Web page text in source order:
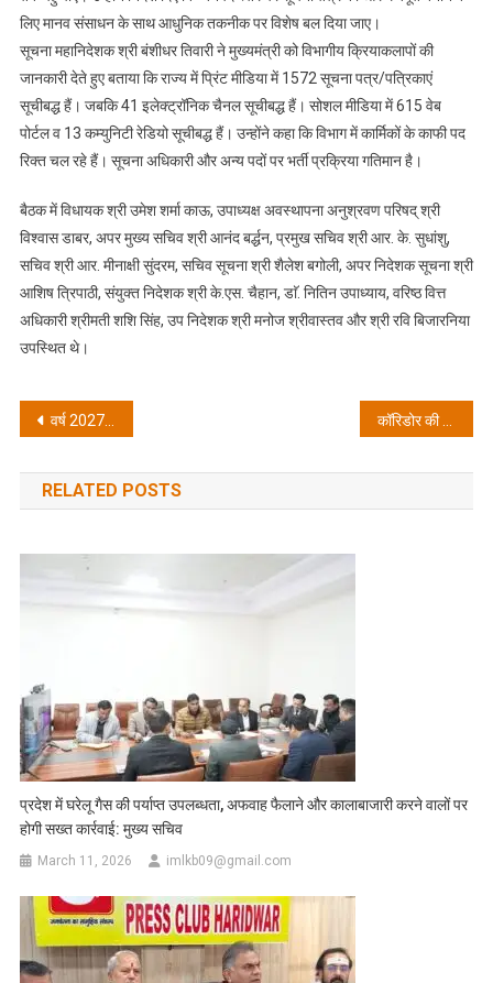
लिए मानव संसाधन के साथ आधुनिक तकनीक पर विशेष बल दिया जाए।
सूचना महानिदेशक श्री बंशीधर तिवारी ने मुख्यमंत्री को विभागीय क्रियाकलापों की
जानकारी देते हुए बताया कि राज्य में प्रिंट मीडिया में 1572 सूचना पत्र/पत्रिकाएं
सूचीबद्ध हैं। जबकि 41 इलेक्ट्रॉनिक चैनल सूचीबद्ध हैं। सोशल मीडिया में 615 वेब
पोर्टल व 13 कम्युनिटी रेडियो सूचीबद्ध हैं। उन्होंने कहा कि विभाग में कार्मिकों के काफी पद
रिक्त चल रहे हैं। सूचना अधिकारी और अन्य पदों पर भर्ती प्रक्रिया गतिमान है।
बैठक में विधायक श्री उमेश शर्मा काऊ, उपाध्यक्ष अवस्थापना अनुश्रवण परिषद् श्री
विश्वास डाबर, अपर मुख्य सचिव श्री आनंद बर्द्धन, प्रमुख सचिव श्री आर. के. सुधांशु,
सचिव श्री आर. मीनाक्षी सुंदरम, सचिव सूचना श्री शैलेश बगोली, अपर निदेशक सूचना श्री
आशिष त्रिपाठी, संयुक्त निदेशक श्री के.एस. चैहान, डाॅ. नितिन उपाध्याय, वरिष्ठ वित्त
अधिकारी श्रीमती शशि सिंह, उप निदेशक श्री मनोज श्रीवास्तव और श्री रवि बिजारनिया
उपस्थित थे।
Post
navigation
वर्ष 2027 में भारत होगा विश्व की तीसरी अर्थव्यवस्था व 5 ट्रिलियन इकोनामी कॉरिडोर की डीपीआर सार्वजनिक कर जनता की राय ले सरकार: रवि बहादुर
RELATED POSTS
प्रदेश में घरेलू गैस की पर्याप्त उपलब्धता, अफवाह फैलाने और कालाबाजारी करने वालों पर
होगी सख्त कार्रवाई: मुख्य सचिव
March 11, 2026 imlkb09@gmail.com